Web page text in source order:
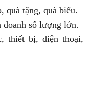
quà tặng, quà biếu.
doanh số lượng lớn.
thiết bị, điện thoại,